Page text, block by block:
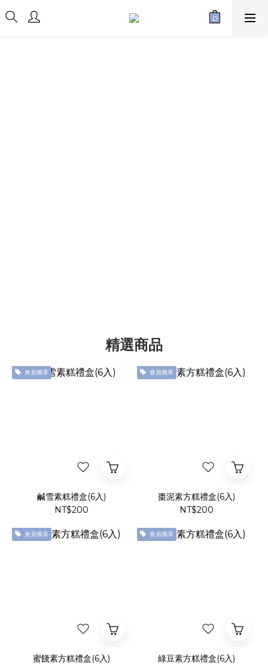
精選商品
會員獨享
鹹雪素糕禮盒(6入)
NT$200
會員獨享
棗泥素方糕禮盒(6入)
NT$200
會員獨享
蜜餞素方糕禮盒(6入)
會員獨享
綠豆素方糕禮盒(6入)